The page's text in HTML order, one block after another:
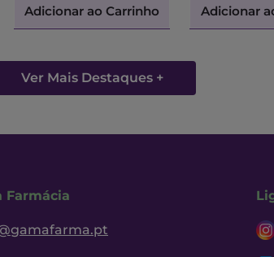
Adicionar ao Carrinho Adicionar
Ver Mais Destaques +
Farmácia